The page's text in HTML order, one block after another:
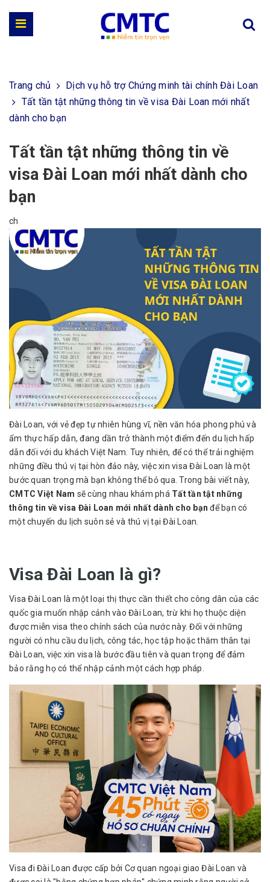
Trang chủ
Dịch vụ hỗ trợ Chứng minh tài chính Đài Loan
Tất tần tật những thông tin về visa Đài Loan mới nhất
dành cho bạn
Tất tần tật những thông tin về
visa Đài Loan mới nhất dành cho
bạn
ch
Đài Loan, với vẻ đẹp tự nhiên hùng vĩ, nền văn hóa phong phú và
ẩm thực hấp dẫn, đang dần trở thành một điểm đến du lịch hấp
dẫn đối với du khách Việt Nam. Tuy nhiên, để có thể trải nghiệm
những điều thú vị tại hòn đảo này, việc xin visa Đài Loan là một
bước quan trọng mà bạn không thể bỏ qua. Trong bài viết này,
CMTC Việt Nam sẽ cùng nhau khám phá Tất tần tật những
thông tin về visa Đài Loan mới nhất dành cho bạn để bạn có
một chuyến du lịch suôn sẻ và thú vị tại Đài Loan.
Visa Đài Loan là gì?
Visa Đài Loan là một loại thị thực cần thiết cho công dân của các
quốc gia muốn nhập cảnh vào Đài Loan, trừ khi họ thuộc diện
được miễn visa theo chính sách của nước này. Đối với những
người có nhu cầu du lịch, công tác, học tập hoặc thăm thân tại
Đài Loan, việc xin visa là bước đầu tiên và quan trọng để đảm
bảo rằng họ có thể nhập cảnh một cách hợp pháp.
Visa đi Đài Loan được cấp bởi Cơ quan ngoại giao Đài Loan và